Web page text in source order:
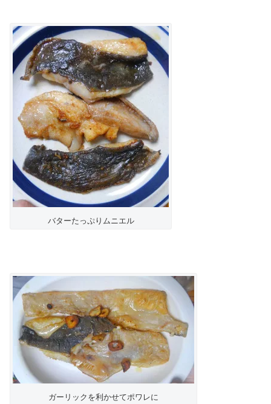
バターたっぷりムニエル
ガーリックを利かせてポワレに